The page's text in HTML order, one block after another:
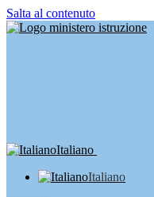
Salta al contenuto
Italiano
Italiano